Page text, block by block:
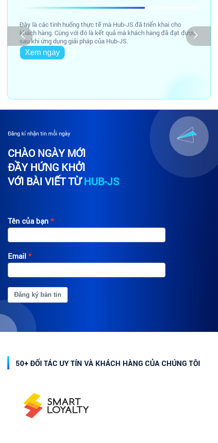
Đây là các tình huống thực tế mà Hub-JS đã triển khai cho
khách hàng. Cùng với đó là kết quả mà khách hàng đã đạt được
sau khi ứng dụng giải pháp của Hub-JS.
Xem ngay
Đăng kí nhận tin mỗi ngày
CHÀO NGÀY MỚI
ĐẦY HỨNG KHỞI
VỚI BÀI VIẾT TỪHUB-JS
Tên của bạn
Email
Đăng ký bản tin
50+ ĐỐI TÁC UY TÍN VÀ KHÁCH HÀNG CỦA CHÚNG TÔI